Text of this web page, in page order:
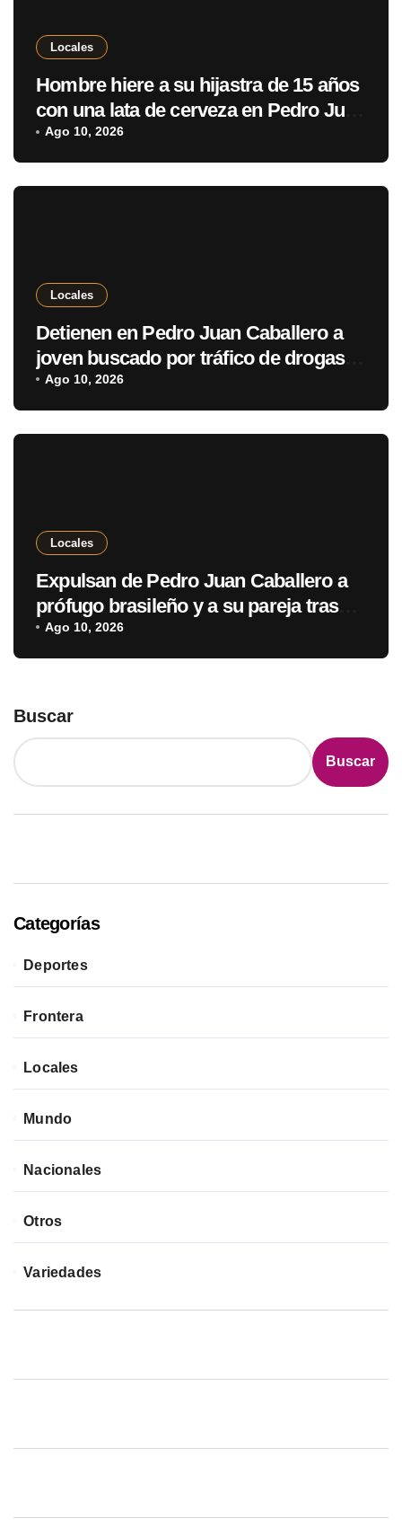
Locales
Hombre hiere a su hijastra de 15 años
con una lata de cerveza en Pedro Juan
Caballero
Ago 10, 2026
Locales
Detienen en Pedro Juan Caballero a
joven buscado por tráfico de drogas
en Brasil
Ago 10, 2026
Locales
Expulsan de Pedro Juan Caballero a
prófugo brasileño y a su pareja tras
rescate de bebé
Ago 10, 2026
Buscar
Buscar
Categorías
Deportes
Frontera
Locales
Mundo
Nacionales
Otros
Variedades